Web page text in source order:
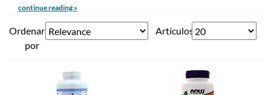
continue reading »
Ordenar
por
Artículos